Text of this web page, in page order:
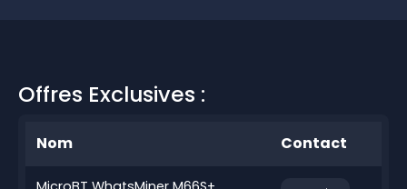
Offres Exclusives :
Nom Contact